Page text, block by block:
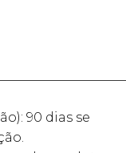
90 dias se